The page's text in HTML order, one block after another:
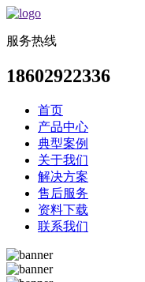
服务热线
18602922336
首页
产品中心
典型案例
关于我们
解决方案
售后服务
资料下载
联系我们